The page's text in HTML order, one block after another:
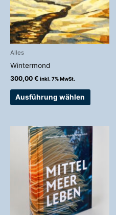
Alles
Wintermond
300,00 € inkl. 7% MwSt.
Ausführung wählen
auf.
Die
Optionen
können